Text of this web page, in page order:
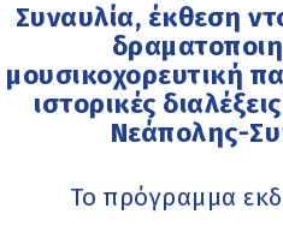
Συναυλία, έκθεση
μουσικοχορευτική
ιστορικές
Νεάπολης-
Το πρόγραμμα